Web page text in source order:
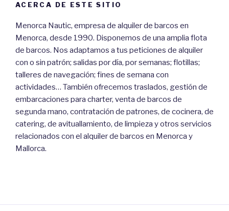
ACERCA DE ESTE SITIO
Menorca Nautic, empresa de alquiler de barcos en
Menorca, desde 1990. Disponemos de una amplia flota
de barcos. Nos adaptamos a tus peticiones de alquiler
con o sin patrón; salidas por día, por semanas; flotillas;
talleres de navegación; fines de semana con
actividades… También ofrecemos traslados, gestión de
embarcaciones para charter, venta de barcos de
segunda mano, contratación de patrones, de cocinera, de
catering, de avituallamiento, de limpieza y otros servicios
relacionados con el alquiler de barcos en Menorca y
Mallorca.